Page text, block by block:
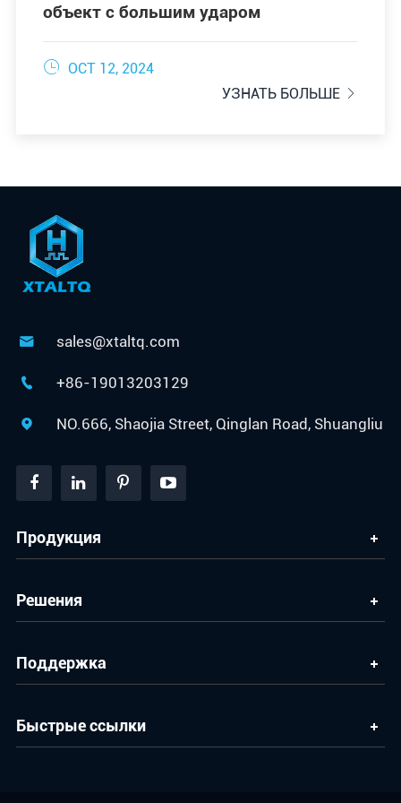
объект с большим ударом
 OCT 12, 2024
УЗНАТЬ БОЛЬШЕ 
 sales@xtaltq.com
 +86-19013203129
 NO.666, Shaojia Street, Qinglan Road, Shuangliu
Продукция
Решения
Поддержка
Быстрые ссылки